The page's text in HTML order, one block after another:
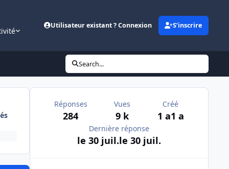
Utilisateur existant ? Connexion S’inscrire
Search...
Réponses
284
Vues
9 k
Créé
1 a1 a
Dernière réponse
le 30 juil.le 30 juil.